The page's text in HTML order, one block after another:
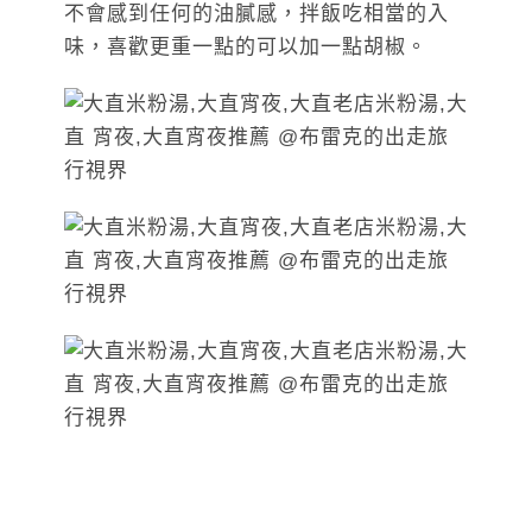
不會感到任何的油膩感，拌飯吃相當的入
味，喜歡更重一點的可以加一點胡椒。